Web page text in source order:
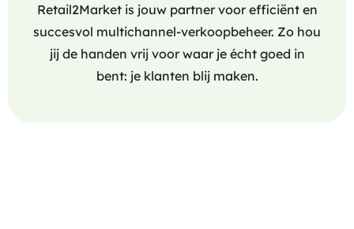
Retail2Market is jouw partner voor efficiënt en
succesvol multichannel-verkoopbeheer. Zo hou
jij de handen vrij voor waar je écht goed in
bent: je klanten blij maken.